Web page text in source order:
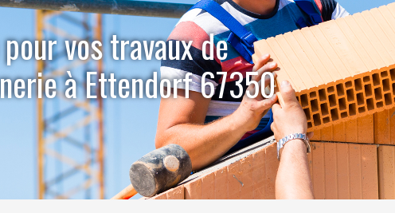
vos travaux de
à Ettendorf 67350